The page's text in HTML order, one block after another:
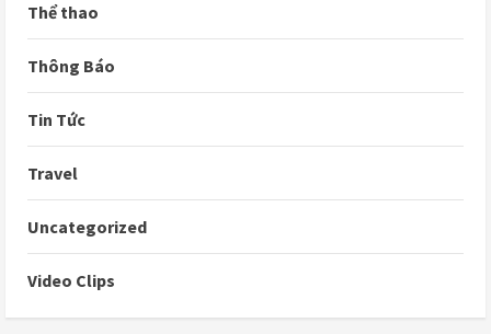
Thể thao
Thông Báo
Tin Tức
Travel
Uncategorized
Video Clips